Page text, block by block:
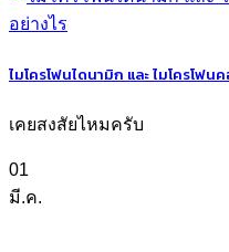
ไมโครโฟนไดนามิก และ ไมโครโฟน
เคยสงสัยไหมครับ
01
มี.ค.